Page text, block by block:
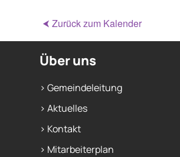
⮜ Zurück zum Kalender
Über uns
> Gemeindeleitung
> Aktuelles
> Kontakt
> Mitarbeiterplan